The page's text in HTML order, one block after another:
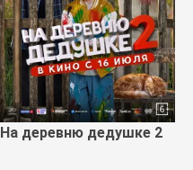
На деревню дедушке 2